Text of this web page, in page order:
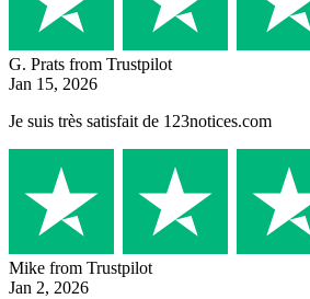
G. Prats from Trustpilot
Jan 15, 2026
Je suis très satisfait de 123notices.com
Mike from Trustpilot
Jan 2, 2026